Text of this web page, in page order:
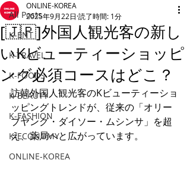
All Posts
K-ENT
K-TRAVEL
K-FOODS
K-BEAUTY
K-FASHION
K-ECONOMY
ONLINE-KOREA
[🇯🇵]外国人観光客の新し
いKビューティーショッピ
ング必須コースはどこ？
ONLINE-KOREA
2025年9月22日 読了時間: 1分
訪韓外国人観光客のKビューティーショ
ッピングトレンドが、従来の「オリー
ブヤング・ダイソー・ムシンサ」を超
え、薬局へと広がっています。